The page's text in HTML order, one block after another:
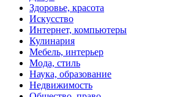
Здоровье, красота
Искусство
Интернет, компьютеры
Кулинария
Мебель, интерьер
Мода, стиль
Наука, образование
Недвижимость